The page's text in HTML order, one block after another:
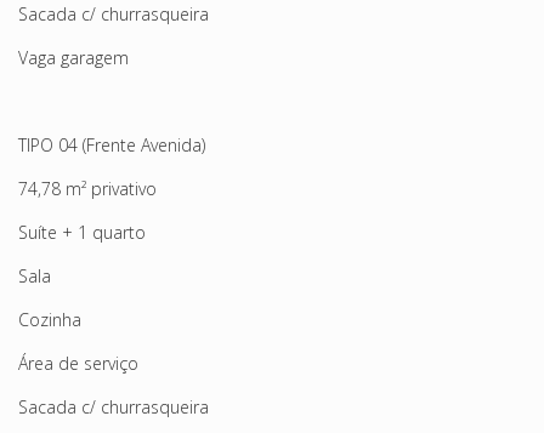
Sacada c/ churrasqueira
Vaga garagem
TIPO 04 (Frente Avenida)
74,78 m² privativo
Suíte + 1 quarto
Sala
Cozinha
Área de serviço
Sacada c/ churrasqueira